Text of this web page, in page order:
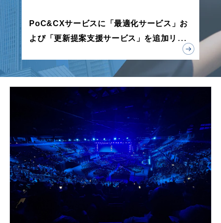
PoC&CXサービスに「最適化サービス」お
よび「更新提案支援サービス」を追加リリ